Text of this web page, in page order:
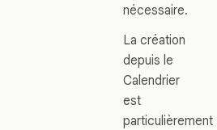
nécessaire.
La création
depuis le
Calendrier
est
particulièrement